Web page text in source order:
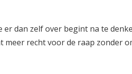
dan zelf over begint na te
recht voor de raap zonder